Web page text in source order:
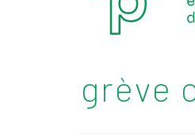
grève